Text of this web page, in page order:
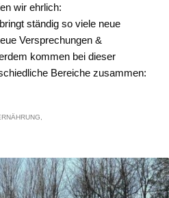
wir ehrlich:
ständig so viele neue
Versprechungen &
kommen bei dieser
Bereiche zusammen: